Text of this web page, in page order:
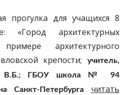
прогулка для учащихся 8
«Город архитектурных
архитектурного
крепости;
учитель,
В.Б.; ГБОУ школа № 94
Санкт-Петербурга читать